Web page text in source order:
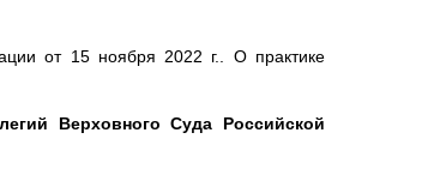
от 15 ноября 2022 г.. О практике
Верховного Суда Российской